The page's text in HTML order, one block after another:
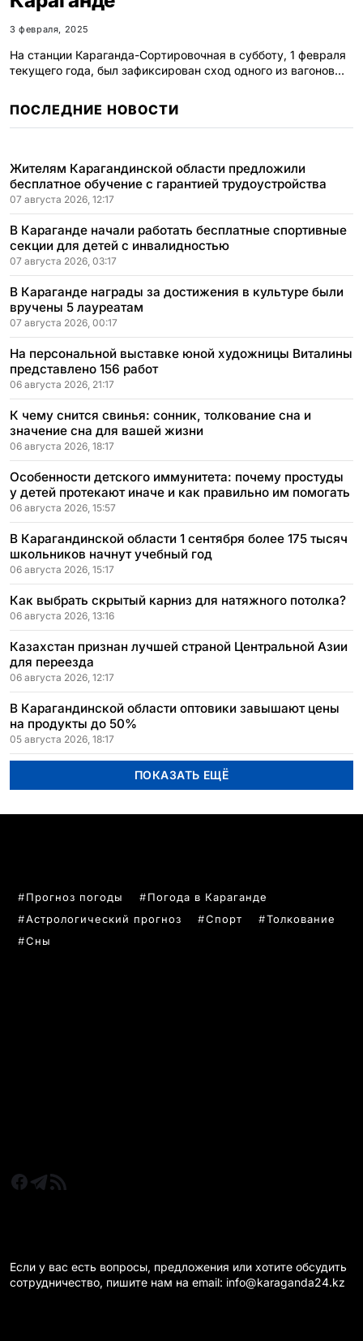
3 февраля, 2025
На станции Караганда-Сортировочная в субботу, 1 февраля
текущего года, был зафиксирован сход одного из вагонов…
ПОСЛЕДНИЕ НОВОСТИ
Жителям Карагандинской области предложили
бесплатное обучение с гарантией трудоустройства
07 августа 2026, 12:17
В Караганде начали работать бесплатные спортивные
секции для детей с инвалидностью
07 августа 2026, 03:17
В Караганде награды за достижения в культуре были
вручены 5 лауреатам
07 августа 2026, 00:17
На персональной выставке юной художницы Виталины
представлено 156 работ
06 августа 2026, 21:17
К чему снится свинья: сонник, толкование сна и
значение сна для вашей жизни
06 августа 2026, 18:17
Особенности детского иммунитета: почему простуды
у детей протекают иначе и как правильно им помогать
06 августа 2026, 15:57
В Карагандинской области 1 сентября более 175 тысяч
школьников начнут учебный год
06 августа 2026, 15:17
Как выбрать скрытый карниз для натяжного потолка?
06 августа 2026, 13:16
Казахстан признан лучшей страной Центральной Азии
для переезда
06 августа 2026, 12:17
В Карагандинской области оптовики завышают цены
на продукты до 50%
05 августа 2026, 18:17
ПОКАЗАТЬ ЕЩЁ
Прогноз погоды
Погода в Караганде
Астрологический прогноз
Спорт
Толкование
Сны
Если у вас есть вопросы, предложения или хотите обсудить
сотрудничество, пишите нам на email: info@karaganda24.kz